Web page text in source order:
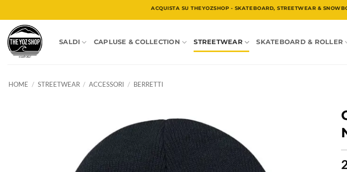
ai
contenuti
ACQUISTA SU THEYOZSHOP - SKATEBOARD, STREETWEAR &
SALDI CAPLUSE & COLLECTION STREETWEAR SKATEBOARD & ROLLER
HOME / STREETWEAR / ACCESSORI / BERRETTI